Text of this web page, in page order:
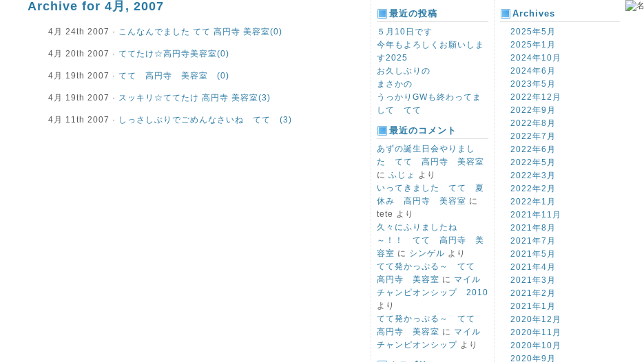
Archive for 4月, 2007
4月 24th 2007 · こんなんでました てて 高円寺 美容室(0)
4月 20th 2007 · ててたけ☆高円寺美容室(0)
4月 19th 2007 · てて 高円寺 美容室 (0)
4月 19th 2007 · スッキリ☆ててたけ 高円寺 美容室(3)
4月 11th 2007 · しっさしぶりでごめんなさいね てて (3)
最近の投稿
５月10日です
今年もよろしくお願いしま
す2025
お久しぶりの
まさかの
うっかりGWも終わってま
して てて
最近のコメント
あずの誕生日会やりまし
た てて 高円寺 美容室
に ふじょ
より
いってきました てて 夏
休み 高円寺 美容室 に
tete より
久々にふりましたね
～！！ てて 高円寺 美
容室 に シンゲル より
てて発かっぷる～ てて
高円寺 美容室 に マイル
チャンピオンシップ 2010
より
てて発かっぷる～ てて
高円寺 美容室 に マイル
チャンピオンシップ より
Archives
2025年5月
2025年1月
2024年10月
2024年6月
2023年5月
2022年12月
2022年9月
2022年8月
2022年7月
2022年6月
2022年5月
2022年3月
2022年2月
2022年1月
2021年11月
2021年8月
2021年7月
2021年5月
2021年4月
2021年3月
2021年2月
2021年1月
2020年12月
2020年11月
2020年10月
2020年9月